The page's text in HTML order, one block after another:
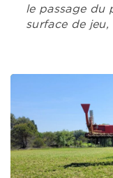
le passage du
surface de jeu,